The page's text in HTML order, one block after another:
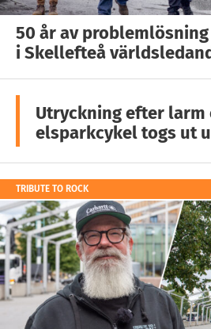
50 år av
i Skellefteå
Utryckning efter larm
elsparkcykel togs ut
TRIBUTE TO ROCK